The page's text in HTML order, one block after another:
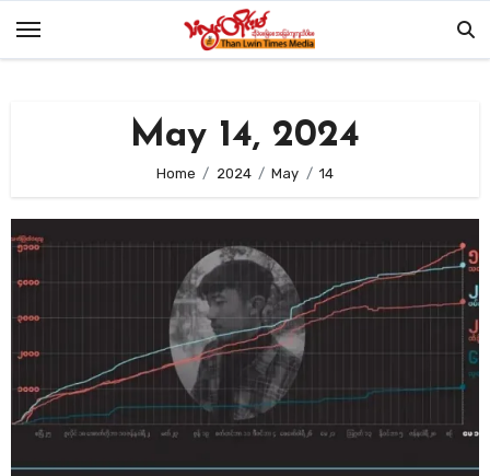
May 14, 2024
Home 2024 May 14